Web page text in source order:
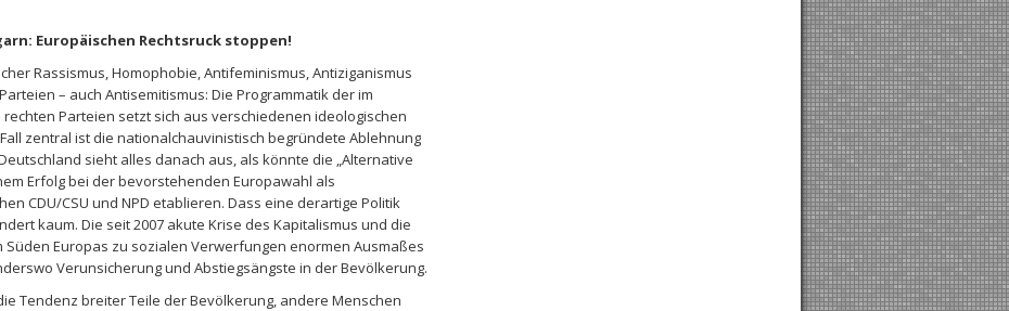
Europäischen Rechtsruck stoppen!
Rassismus, Homophobie, Antifeminismus, Antiziganismus
– auch Antisemitismus: Die Programmatik der im
Parteien setzt sich aus verschiedenen ideologischen
zentral ist die nationalchauvinistisch begründete Ablehnung
sieht alles danach aus, als könnte die „Alternative
Erfolg bei der bevorstehenden Europawahl als
CDU/CSU und NPD etablieren. Dass eine derartige Politik
kaum. Die seit 2007 akute Krise des Kapitalismus und die
Süden Europas zu sozialen Verwerfungen enormen Ausmaßes
Verunsicherung und Abstiegsängste in der Bevölkerung.
Tendenz breiter Teile der Bevölkerung, andere Menschen